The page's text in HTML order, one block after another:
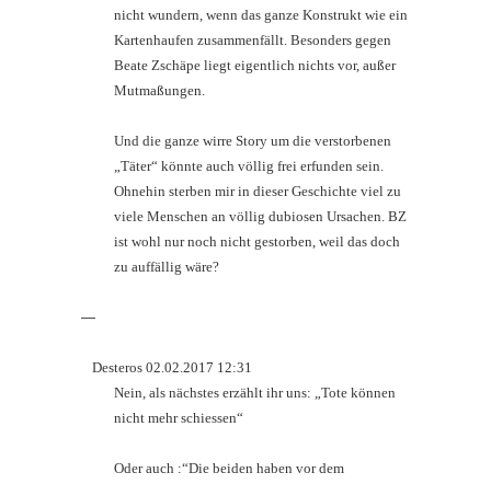
nicht wundern, wenn das ganze Konstrukt wie ein
Kartenhaufen zusammenfällt. Besonders gegen
Beate Zschäpe liegt eigentlich nichts vor, außer
Mutmaßungen.
Und die ganze wirre Story um die verstorbenen
„Täter“ könnte auch völlig frei erfunden sein.
Ohnehin sterben mir in dieser Geschichte viel zu
viele Menschen an völlig dubiosen Ursachen. BZ
ist wohl nur noch nicht gestorben, weil das doch
zu auffällig wäre?
—
Desteros 02.02.2017 12:31
Nein, als nächstes erzählt ihr uns: „Tote können
nicht mehr schiessen“
Oder auch :“Die beiden haben vor dem